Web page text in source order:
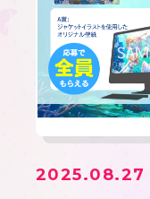
2025.08.27